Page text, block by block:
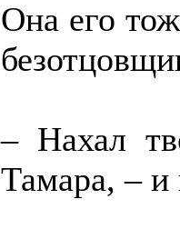
Она его
– Нахал
Тамара, – и